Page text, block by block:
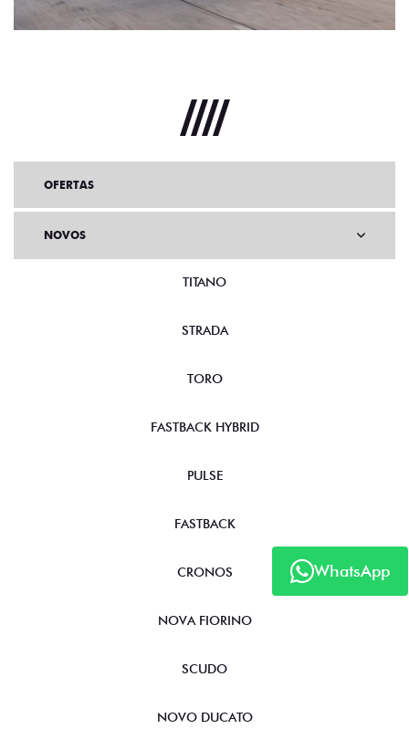
WhatsApp
OFERTAS
NOVOS
TITANO
STRADA
TORO
FASTBACK HYBRID
PULSE
FASTBACK
CRONOS
NOVA FIORINO
SCUDO
NOVO DUCATO